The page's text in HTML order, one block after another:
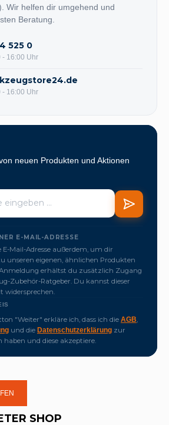
Wir helfen dir umgehend und
Beratung.
525 0
- 16:00 Uhr
- 16:00 Uhr
neuen Produkten und Aktionen
E-MAIL-ADRESSE
Mail-Adresse außerdem, um dir
unseren eigenen, ähnlichen Produkten
erhältst du zusätzlich Zugang
Zubehör-Ratgeber. Du kannst dieser
widersprechen.
"Weiter" erkläre ich, dass ich die AGB
und die Datenschutzerklärung zur
und diese akzeptiere.
SHOP